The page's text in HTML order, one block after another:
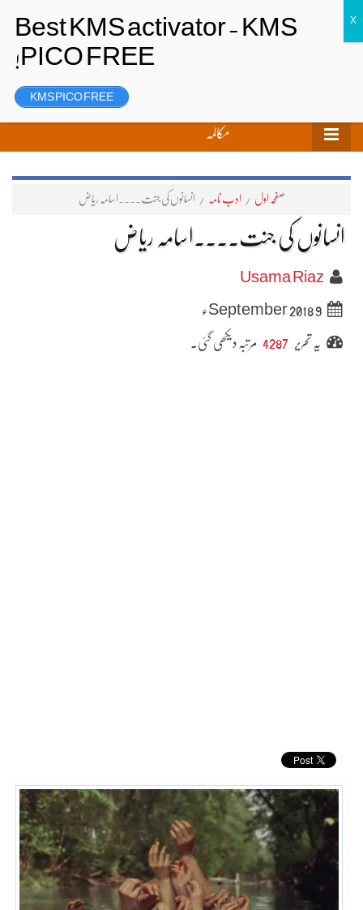
رجسٹر
مکالمہ
صفحہ اول / ادب نامہ / انسانوں کی جنت۔۔۔۔اسامہ ریاض
انسانوں کی جنت۔۔۔۔اسامہ ریاض
Usama Riaz
9 September 2018ء
یہ تحریر 4287 مرتبہ دیکھی گئی۔
KMS PICO FREE